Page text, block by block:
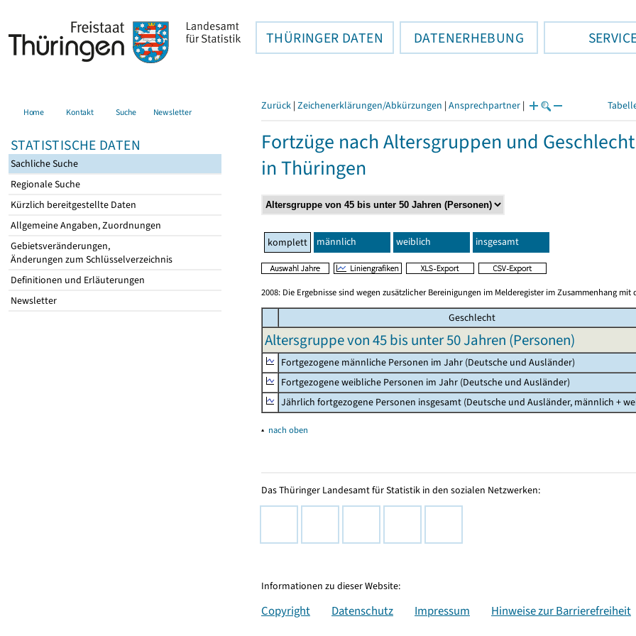
THÜRINGER DATEN DATENERHEBUNG
Home Kontakt Suche Newsletter
STATISTISCHE DATEN
Sachliche Suche
Regionale Suche
Kürzlich bereitgestellte Daten
Allgemeine Angaben, Zuordnungen
Gebietsveränderungen,
Änderungen zum Schlüsselverzeichnis
Definitionen und Erläuterungen
Newsletter
Zurück | Zeichenerklärungen/Abkürzungen | Ansprechpartner |
Fortzüge nach Altersgruppen und Geschlecht
in Thüringen
komplett männlich weiblich insgesamt
2008: Die Ergebnisse sind wegen zusätzlicher Bereinigungen im Melderegister im Zusammenhang
Geschlecht
Altersgruppe von 45 bis unter 50 Jahren (Personen)
Fortgezogene männliche Personen im Jahr (Deutsche und Ausländer)
Fortgezogene weibliche Personen im Jahr (Deutsche und Ausländer)
Jährlich fortgezogene Personen insgesamt (Deutsche und Ausländer, männlich +
▴ nach oben
Das Thüringer Landesamt für Statistik in den sozialen Netzwerken:
Informationen zu dieser Website:
Copyright Datenschutz Impressum Hinweise zur Barrierefreiheit